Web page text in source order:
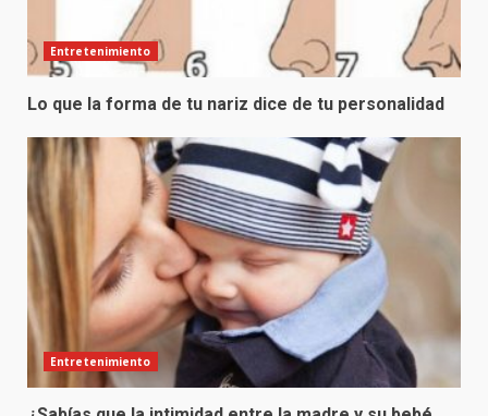
Entretenimiento
Lo que la forma de tu nariz dice de tu personalidad
Entretenimiento